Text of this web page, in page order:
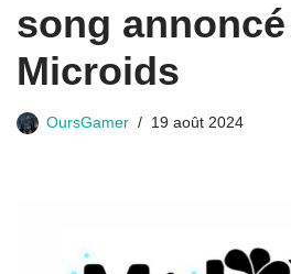
song
Microids
OursGamer 19 août 2024